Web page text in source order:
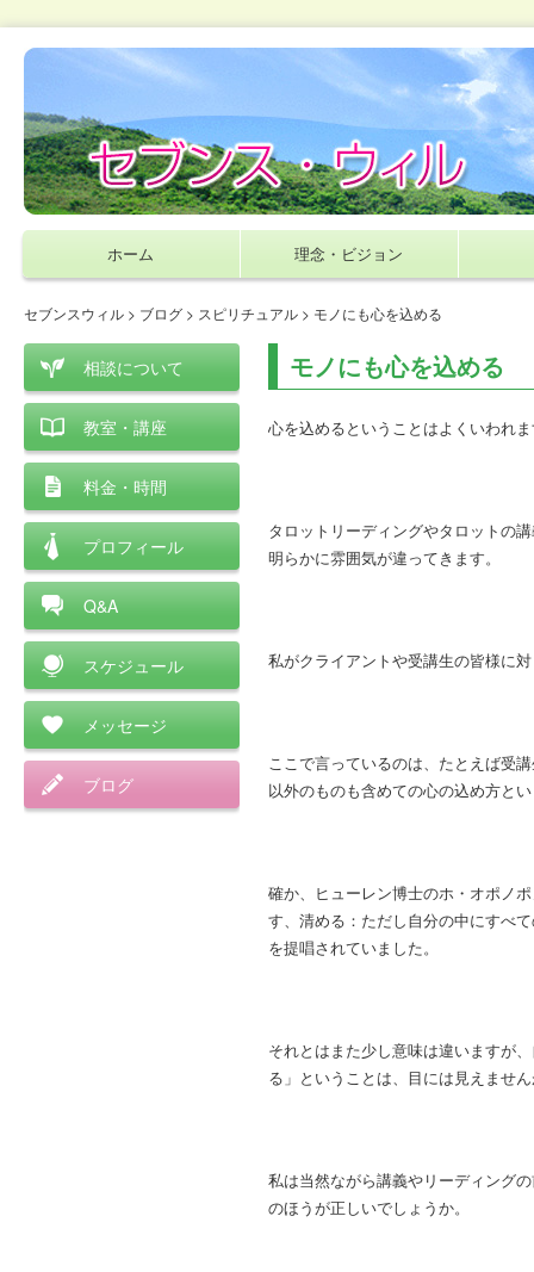
ホーム 理念・ビジョン
セブンスウィル > ブログ > スピリチュアル > モノにも心を込める
モノにも心を込める
心を込めるということはよくいわれ
タロットリーディングやタロットの
明らかに雰囲気が違ってきます。
私がクライアントや受講生の皆様に
ここで言っているのは、たとえば受
以外のものも含めての心の込め方と
確か、ヒューレン博士のホ・オポノ
す、清める：ただし自分の中にすべ
を提唱されていました。
それとはまた少し意味は違いますが
る」ということは、目には見えませ
私は当然ながら講義やリーディング
のほうが正しいでしょうか。
相談について
教室・講座
料金・時間
プロフィール
Q&A
スケジュール
メッセージ
ブログ